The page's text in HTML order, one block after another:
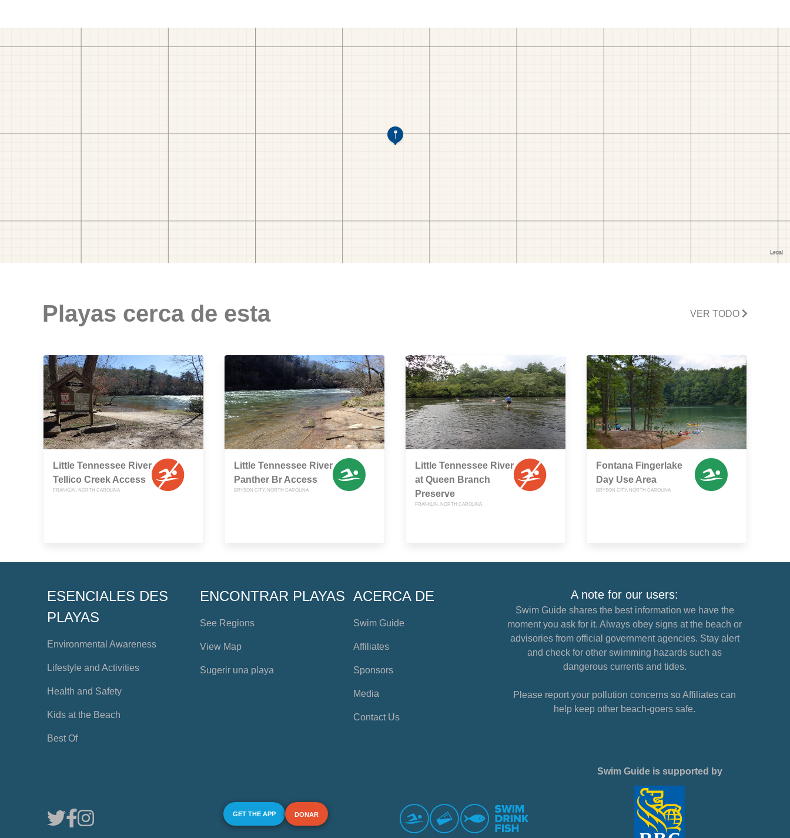
Playas cerca de esta VER TODO
Little Tennessee River
Tellico Creek Access
FRANKLIN, NORTH CAROLINA
Little Tennessee River
Panther Br Access
BRYSON CITY, NORTH CAROLINA
Little Tennessee River
at Queen Branch
Preserve
FRANKLIN, NORTH CAROLINA
Fontana Fingerlake
Day Use Area
BRYSON CITY, NORTH CAROLINA
ESENCIALES DES
PLAYAS
Environmental Awareness
Lifestyle and Activities
Health and Safety
Kids at the Beach
Best Of
ENCONTRAR PLAYAS
See Regions
View Map
Sugerir una playa
ACERCA DE
Swim Guide
Affiliates
Sponsors
Media
Contact Us
A note for our users:
Swim Guide shares the best information we have the
moment you ask for it. Always obey signs at the beach or
advisories from official government agencies. Stay alert
and check for other swimming hazards such as
dangerous currents and tides.
Please report your pollution concerns so Affiliates can
help keep other beach-goers safe.
GET THE APP DONAR
Swim Guide is supported by